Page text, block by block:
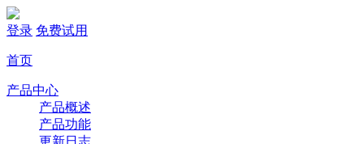
登录 免费试用
首页
产品中心
产品概述
产品功能
更新日志